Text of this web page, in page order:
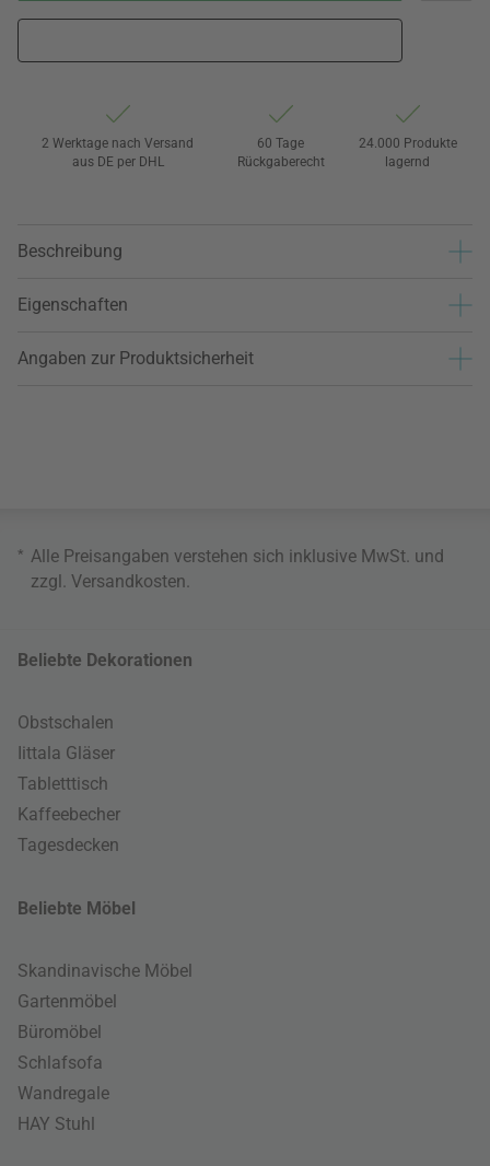
2 Werktage nach Versand
aus DE per DHL
60 Tage
Rückgaberecht
24.000 Produkte
lagernd
Beschreibung
Eigenschaften
Angaben zur Produktsicherheit
* Alle Preisangaben verstehen sich inklusive MwSt. und
zzgl. Versandkosten
Beliebte Dekorationen
Obstschalen
Iittala Gläser
Tabletttisch
Kaffeebecher
Tagesdecken
Beliebte Möbel
Skandinavische Möbel
Gartenmöbel
Büromöbel
Schlafsofa
Wandregale
HAY Stuhl